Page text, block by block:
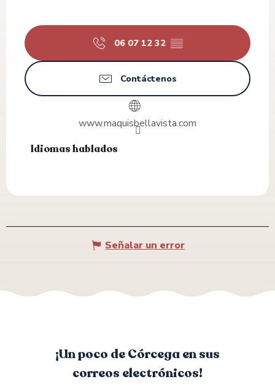
06 07 12 32 ▒▒
Contáctenos
www.maquisbellavista.com
Idiomas hablados
Idiomas hablados
Señalar un error
¡Un poco de Córcega en sus
correos electrónicos!